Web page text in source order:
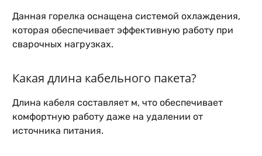
Данная горелка оснащена системой охлаждения,
которая обеспечивает эффективную работу при
сварочных нагрузках.
Какая длина кабельного пакета?
Длина кабеля составляет м, что обеспечивает
комфортную работу даже на удалении от
источника питания.